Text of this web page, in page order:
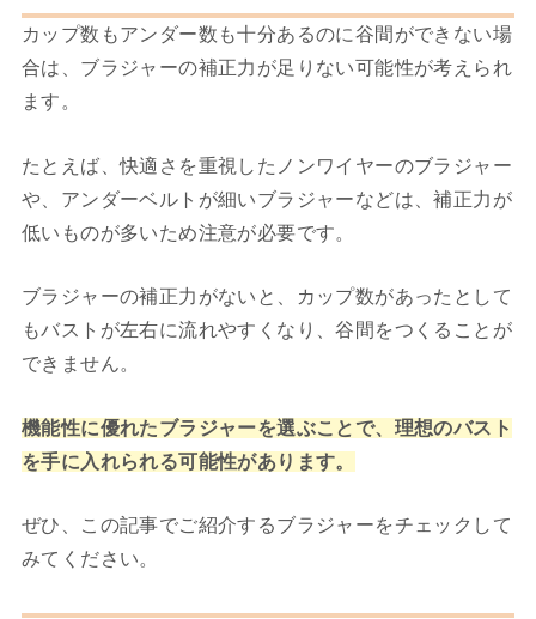
カップ数もアンダー数も十分あるのに谷間ができない場
合は、ブラジャーの補正力が足りない可能性が考えられ
ます。
たとえば、快適さを重視したノンワイヤーのブラジャー
や、アンダーベルトが細いブラジャーなどは、補正力が
低いものが多いため注意が必要です。
ブラジャーの補正力がないと、カップ数があったとして
もバストが左右に流れやすくなり、谷間をつくることが
できません。
機能性に優れたブラジャーを選ぶことで、理想のバスト
を手に入れられる可能性があります。
ぜひ、この記事でご紹介するブラジャーをチェックして
みてください。